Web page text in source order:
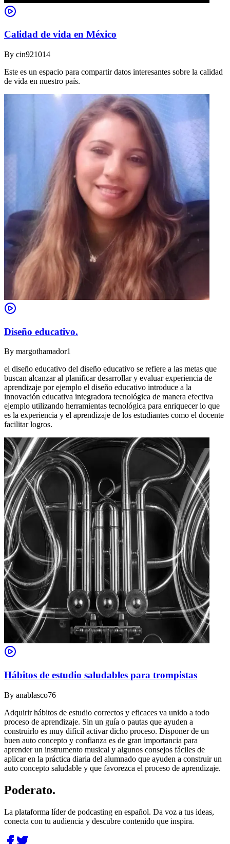
Calidad de vida en México
By cin921014
Este es un espacio para compartir datos interesantes sobre la calidad
de vida en nuestro país.
Diseño educativo.
By margothamador1
el diseño educativo del diseño educativo se refiere a las metas que
buscan alcanzar al planificar desarrollar y evaluar experiencia de
aprendizaje por ejemplo el diseño educativo introduce a la
innovación educativa integradora tecnológica de manera efectiva
ejemplo utilizando herramientas tecnológica para enriquecer lo que
es la experiencia y el aprendizaje de los estudiantes como el docente
facilitar logros.
Hábitos de estudio saludables para trompistas
By anablasco76
Adquirir hábitos de estudio correctos y eficaces va unido a todo
proceso de aprendizaje. Sin un guía o pautas que ayuden a
construirlo es muy difícil activar dicho proceso. Disponer de un
buen auto concepto y confianza es de gran importancia para
aprender un instrumento musical y algunos consejos fáciles de
aplicar en la práctica diaria del alumnado que ayuden a construir un
auto concepto saludable y que favorezca el proceso de aprendizaje.
Poderato.
La plataforma líder de podcasting en español. Da voz a tus ideas,
conecta con tu audiencia y descubre contenido que inspira.